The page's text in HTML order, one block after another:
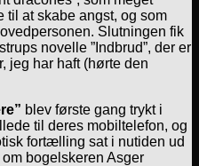
til at skabe angst, og som
Slutningen fik
novelle ”Indbrud”, der er
jeg har haft (hørte den
blev første gang trykt i
til deres mobiltelefon, og
fortælling sat i nutiden ud
bogelskeren Asger